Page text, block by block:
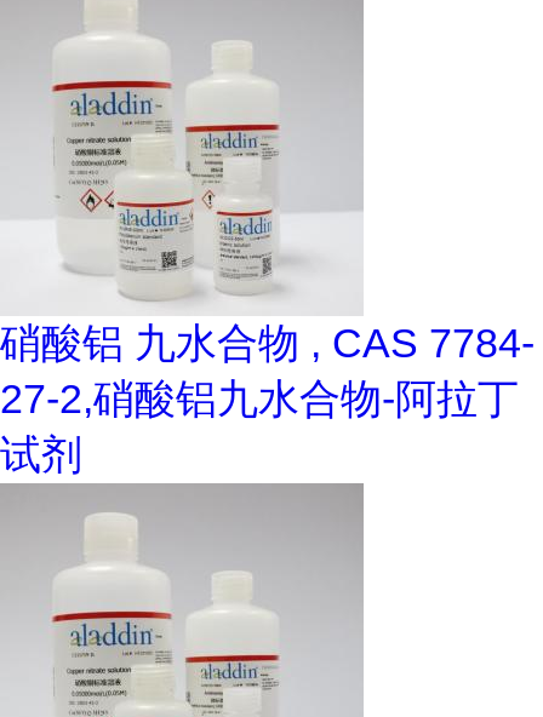
硝酸铝 九水合物 , CAS 7784-
27-2,硝酸铝九水合物-阿拉丁
试剂